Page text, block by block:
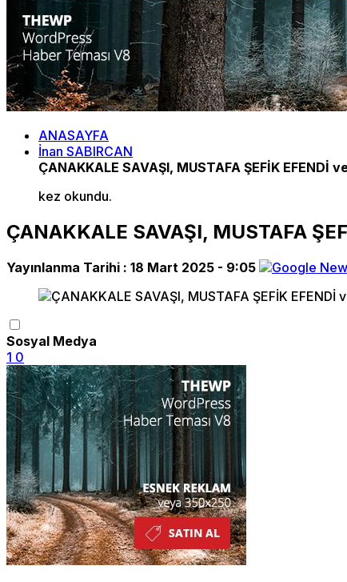
ANASAYFA
İnan SABIRCAN
ÇANAKKALE SAVAŞI, MUSTAFA ŞEFİK EFENDİ
kez okundu.
ÇANAKKALE SAVAŞI, MUSTAFA
Yayınlanma Tarihi : 18 Mart 2025 - 9:05
Sosyal Medya
1 0